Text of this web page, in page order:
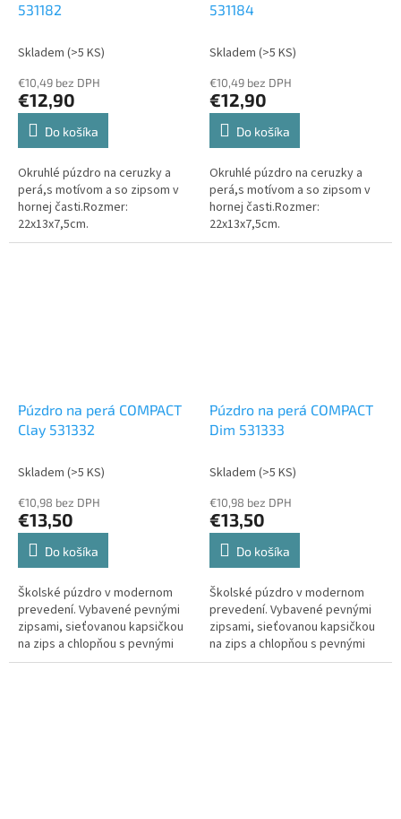
531182
Skladem (>5 KS)
€10,49 bez DPH
€12,90
Do košíka
Okruhlé púzdro na ceruzky a
perá,s motívom a so zipsom v
hornej časti.Rozmer:
22x13x7,5cm.
531184
Skladem (>5 KS)
€10,49 bez DPH
€12,90
Do košíka
Okruhlé púzdro na ceruzky a
perá,s motívom a so zipsom v
hornej časti.Rozmer:
22x13x7,5cm.
Púzdro na perá COMPACT
Clay 531332
Skladem (>5 KS)
€10,98 bez DPH
€13,50
Do košíka
Školské púzdro v modernom
prevedení. Vybavené pevnými
zipsami, sieťovanou kapsičkou
na zips a chlopňou s pevnými
pútkami po oboch stranách. Pod
Púzdro na perá COMPACT
Dim 531333
Skladem (>5 KS)
€10,98 bez DPH
€13,50
Do košíka
Školské púzdro v modernom
prevedení. Vybavené pevnými
zipsami, sieťovanou kapsičkou
na zips a chlopňou s pevnými
pútkami po oboch stranách. Pod